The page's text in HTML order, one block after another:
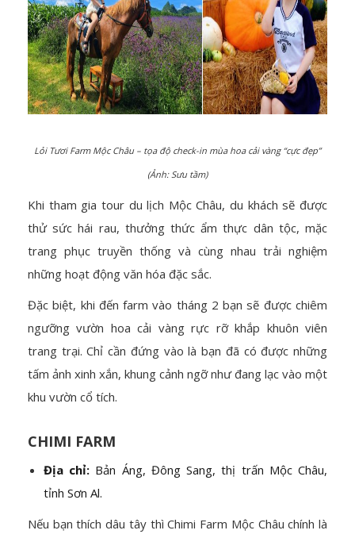
Lỏi Tươi Farm Mộc Châu – tọa độ check-in mùa hoa cải vàng “cực đẹp”
(Ảnh: Sưu tầm)
Khi tham gia tour du lịch Mộc Châu, du khách sẽ được
thử sức hái rau, thưởng thức ẩm thực dân tộc, mặc
trang phục truyền thống và cùng nhau trải nghiệm
những hoạt động văn hóa đặc sắc.
Đặc biệt, khi đến farm vào tháng 2 bạn sẽ được chiêm
ngưỡng vườn hoa cải vàng rực rỡ khắp khuôn viên
trang trại. Chỉ cần đứng vào là bạn đã có được những
tấm ảnh xinh xắn, khung cảnh ngỡ như đang lạc vào một
khu vườn cổ tích.
CHIMI FARM
Địa chỉ: Bản Áng, Đông Sang, thị trấn Mộc Châu,
tỉnh Sơn Al.
Nếu bạn thích dâu tây thì Chimi Farm Mộc Châu chính là